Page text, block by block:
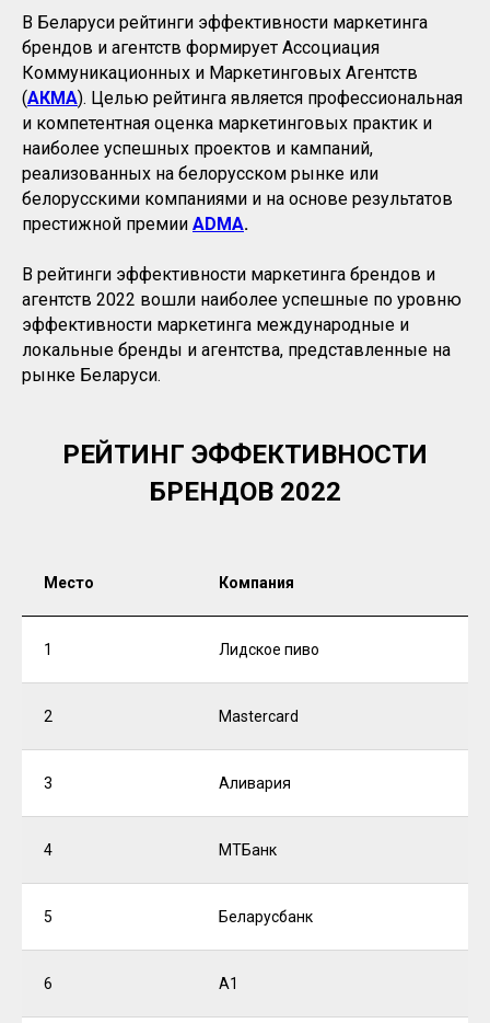
В Беларуси рейтинги эффективности маркетинга
брендов и агентств формирует Ассоциация
Коммуникационных и Маркетинговых Агентств
(АКМА). Целью рейтинга является профессиональная
и компетентная оценка маркетинговых практик и
наиболее успешных проектов и кампаний,
реализованных на белорусском рынке или
белорусскими компаниями и на основе результатов
престижной премии ADMA.
В рейтинги эффективности маркетинга брендов и
агентств 2022 вошли наиболее успешные по уровню
эффективности маркетинга международные и
локальные бренды и агентства, представленные на
рынке Беларуси.
РЕЙТИНГ ЭФФЕКТИВНОСТИ
БРЕНДОВ 2022
Место Компания
1 Лидское пиво
2 Mastercard
3 Аливария
4 МТБанк
5 Беларусбанк
6 А1